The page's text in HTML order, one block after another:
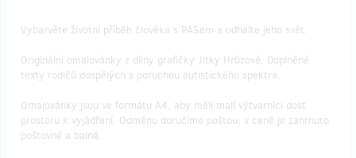
Vybarvěte životní příběh člověka s PASem a odhalte jeho svět.
Originální omalovánky z dílny grafičky Jitky Hrůzové. Doplněné
texty rodičů dospělých s poruchou autistického spektra.
Omalovánky jsou ve formátu A4, aby měli malí výtvarníci dost
prostoru k vyjádření. Odměnu doručíme poštou, v ceně je zahrnuto
poštovné a balné.